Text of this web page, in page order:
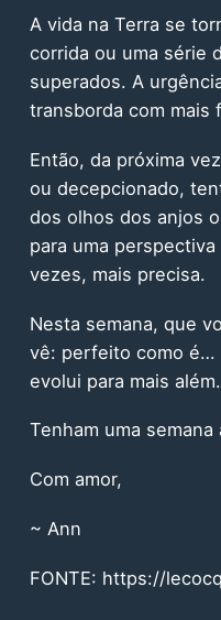
A vida na Terra se
corrida ou uma série
superados. A
transborda com mais
Então, da próxima
ou decepcionado,
dos olhos dos anjos
para uma
vezes, mais precisa.
Nesta semana, que
vê: perfeito como é…
evolui para mais além.
Tenham uma semana
Com amor,
~ Ann
FONTE: https://